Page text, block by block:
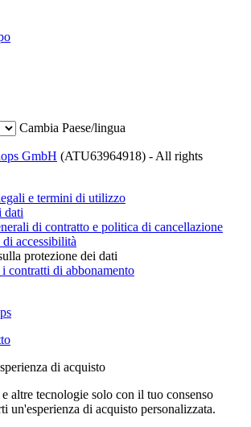
Cambia Paese/lingua
GmbH (ATU63964918) - All rights
e termini di utilizzo
dati
di contratto e politica di cancellazione
accessibilità
protezione dei dati
contratti di abbonamento
di acquisto
altre tecnologie solo con il tuo consenso
un'esperienza di acquisto personalizzata.